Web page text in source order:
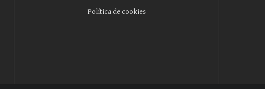
Política de cookies